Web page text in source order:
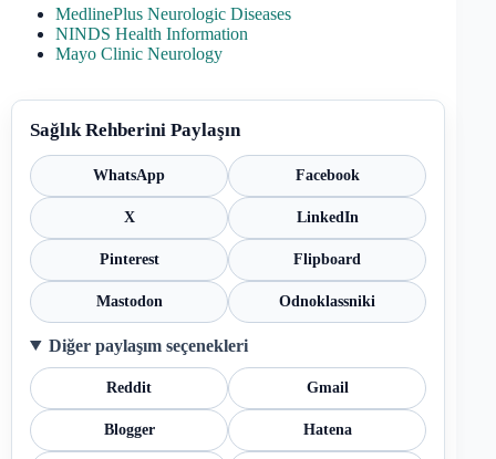
MedlinePlus Neurologic Diseases
NINDS Health Information
Mayo Clinic Neurology
Sağlık Rehberini Paylaşın
WhatsApp Facebook
X LinkedIn
Pinterest Flipboard
Mastodon Odnoklassniki
Diğer paylaşım seçenekleri
Reddit Gmail
Blogger Hatena